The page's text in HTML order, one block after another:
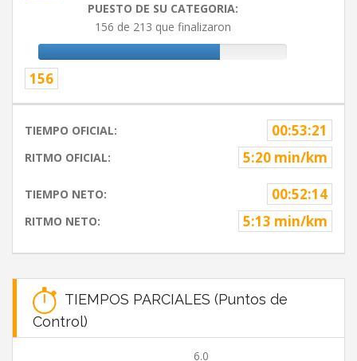
PUESTO DE SU CATEGORIA:
156 de 213 que finalizaron
156
TIEMPO OFICIAL: 00:53:21
RITMO OFICIAL: 5:20 min/km
TIEMPO NETO: 00:52:14
RITMO NETO: 5:13 min/km
TIEMPOS PARCIALES (Puntos de
Control)
6.0